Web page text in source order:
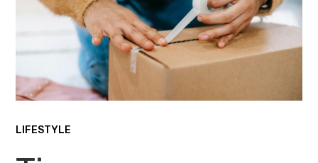
LIFESTYLE